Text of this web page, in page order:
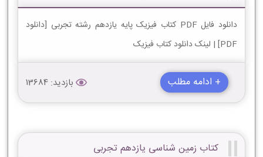
دانلود فایل PDF کتاب فیزیک پایه یازدهم رشته تجربی [دانلود
PDF] | لینک دانلود کتاب فیزیک
+ ادامه مطلب بازدید: 13684
کتاب زمین شناسی یازدهم تجربی